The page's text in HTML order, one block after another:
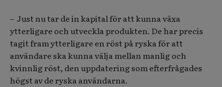
– Just nu tar de in kapital för att kunna växa
ytterligare och utveckla produkten. De har precis
tagit fram ytterligare en röst på ryska för att
användare ska kunna välja mellan manlig och
kvinnlig röst, den uppdatering som efterfrågades
högst av de ryska användarna.